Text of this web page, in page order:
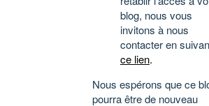
blog, nous vous
invitons à nous
contacter en
ce lien.
Nous espérons que ce
pourra être de nouveau